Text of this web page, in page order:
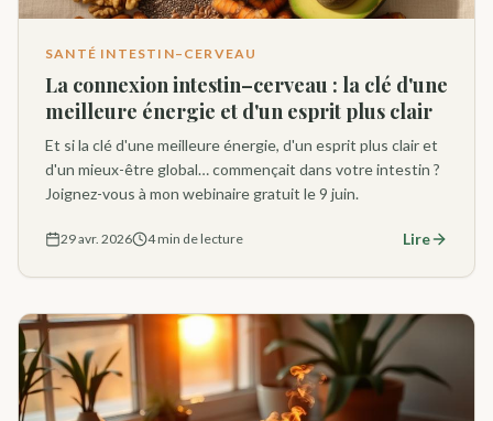
SANTÉ INTESTIN–CERVEAU
La connexion intestin–cerveau : la clé d'une
meilleure énergie et d'un esprit plus clair
Et si la clé d'une meilleure énergie, d'un esprit plus clair et
d'un mieux-être global… commençait dans votre intestin ?
Joignez-vous à mon webinaire gratuit le 9 juin.
29 avr. 2026 4 min de lecture Lire